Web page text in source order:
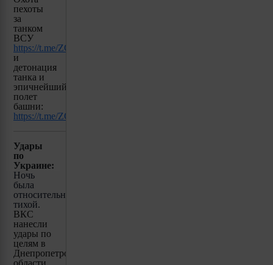
пехоты
за
танком
ВСУ
https://t.me/ZOV_Jumanji/17
и
детонация
танка и
эпичнейший
полет
башни:
https://t.me/ZOV_Jumanji/21
Удары
по
Украине:
Ночь
была
относительно
тихой.
ВКС
нанесли
удары по
целям в
Днепропетровской